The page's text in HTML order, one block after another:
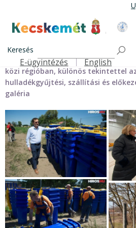
tartalomra
Kecskemét Város
Keresés
Felső navigáció
E-ügyintézés English
KEHOP-3.2.1-15-2017-00027 „Komplex
hulladékgazdálkodási rendszer
közi régióban, különös tekintettel
hulladékgyűjtési, szállítási és
galéria